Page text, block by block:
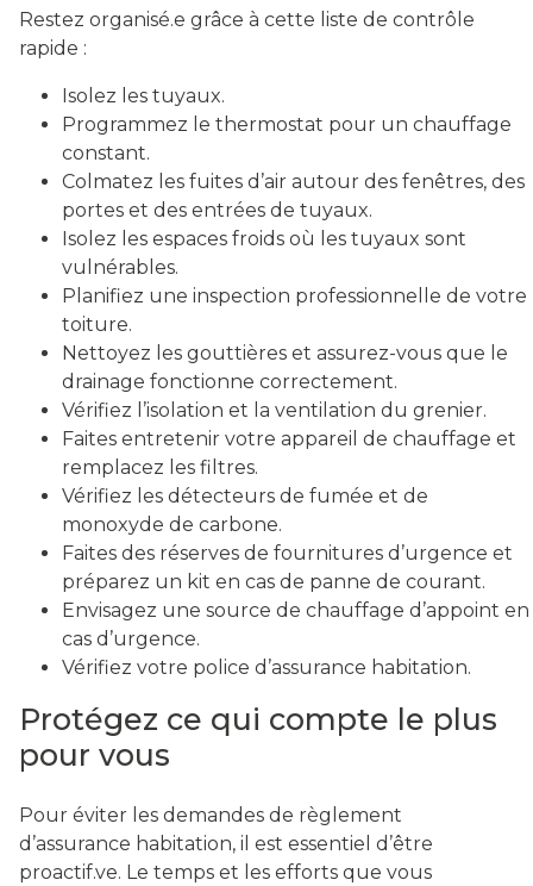
Restez organisé.e grâce à cette liste de contrôle
rapide :
Isolez les tuyaux.
Programmez le thermostat pour un chauffage
constant.
Colmatez les fuites d’air autour des fenêtres, des
portes et des entrées de tuyaux.
Isolez les espaces froids où les tuyaux sont
vulnérables.
Planifiez une inspection professionnelle de votre
toiture.
Nettoyez les gouttières et assurez-vous que le
drainage fonctionne correctement.
Vérifiez l’isolation et la ventilation du grenier.
Faites entretenir votre appareil de chauffage et
remplacez les filtres.
Vérifiez les détecteurs de fumée et de
monoxyde de carbone.
Faites des réserves de fournitures d’urgence et
préparez un kit en cas de panne de courant.
Envisagez une source de chauffage d’appoint en
cas d’urgence.
Vérifiez votre police d’assurance habitation.
Protégez ce qui compte le plus
pour vous
Pour éviter les demandes de règlement
d’assurance habitation, il est essentiel d’être
proactif.ve. Le temps et les efforts que vous